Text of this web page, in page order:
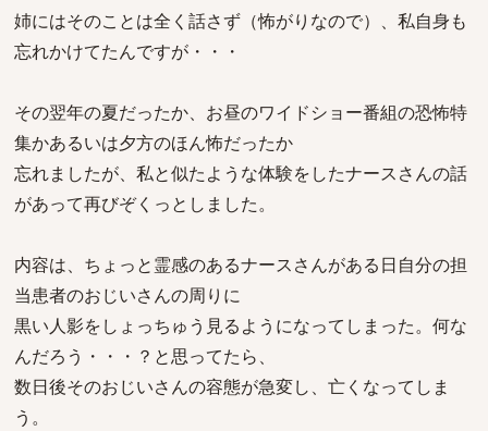
姉にはそのことは全く話さず（怖がりなので）、私自身も
忘れかけてたんですが・・・
その翌年の夏だったか、お昼のワイドショー番組の恐怖特
集かあるいは夕方のほん怖だったか
忘れましたが、私と似たような体験をしたナースさんの話
があって再びぞくっとしました。
内容は、ちょっと霊感のあるナースさんがある日自分の担
当患者のおじいさんの周りに
黒い人影をしょっちゅう見るようになってしまった。何な
んだろう・・・？と思ってたら、
数日後そのおじいさんの容態が急変し、亡くなってしま
う。